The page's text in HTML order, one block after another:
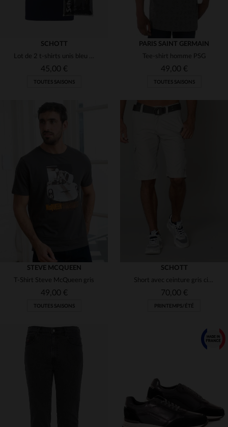
SCHOTT
Lot de 2 t-shirts unis bleu marine et gris chiné
45,00 €
TOUTES SAISONS
PARIS SAINT GERMAIN
Tee-shirt homme PSG
49,00 €
TOUTES SAISONS
STEVE MCQUEEN
T-Shirt Steve McQueen gris
49,00 €
TOUTES SAISONS
TAILLES DISPONIBLES
SCHOTT
Short avec ceinture gris ciment
70,00 €
PRINTEMPS/ÉTÉ